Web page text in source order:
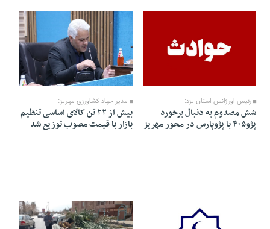
رئیس اورژانس استان یزد:
شش مصدوم به دنبال برخورد
پژو۴۰۵ با پژوپارس در محور مهریز
26 Esfand 1404 - 20:56
مدیر جهاد کشاورزی مهریز:
بیش از ۲۲ تن کالای اساسی تنظیم
بازار با قیمت مصوب توزیع شد